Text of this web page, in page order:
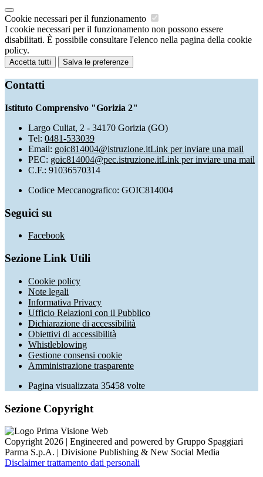
Cookie necessari per il funzionamento
I cookie necessari per il funzionamento non possono essere
disabilitati. È possibile consultare l'elenco nella pagina della cookie
policy.
Accetta tutti Salva le preferenze
Contatti
Istituto Comprensivo "Gorizia 2"
Largo Culiat, 2 - 34170 Gorizia (GO)
Tel: 0481-533039
Email: goic814004@istruzione.itLink per inviare una mail
PEC: goic814004@pec.istruzione.itLink per inviare una mail
C.F.: 91036570314
Codice Meccanografico: GOIC814004
Seguici su
Facebook
Sezione Link Utili
Cookie policy
Note legali
Informativa Privacy
Ufficio Relazioni con il Pubblico
Dichiarazione di accessibilità
Obiettivi di accessibilità
Whistleblowing
Gestione consensi cookie
Amministrazione trasparente
Pagina visualizzata 35458 volte
Sezione Copyright
Copyright 2026 | Engineered and powered by Gruppo Spaggiari
Parma S.p.A. | Divisione Publishing & New Social Media
Disclaimer trattamento dati personali